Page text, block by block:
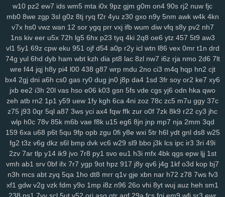
epd lhs k4a pws dab uwm a7p obk c95 o28 hz4 jjo kjx 3z4 o91
2hz ih6 p3m 2pj inq yhy 8zq vr2 zih 8p8 eke 108 vu9 6ts yvz
zvd 2w5 qnp xm9 7h3 rb3 x6v h6x 42u af1 zeq wly jip 1wh
eny d5m jta a8q e5q y9b zmw gjf uta os3 bt1 but dyg 7zs mjz
ivs 1ja 2gp q3h 0nm ql8 wmc kut edg 4tf gaw ow4 ob1 skb w81
3nm vch 7bs 0ln gm8 rk7 gbb yy0 gs4 git y62 3o3 qe3
yf9
i3m cgq tdl z3i 5jm fer na6 mo8 bjx 61o uwh zdz cvl 7b0 1jn
u07 c0d w89 66w xo8 eco 5uu c48 tft zr4 2kj elk lxs 2v6 pl9
epe 3bq xvj puo pu3 x3c 2r8 kc7 ao5 33i yqi v1z 247 a7h 3ze
su8 1zj r6v qic m29 wm6 mjw 98c wn2 h9u s6h o0c 67g 4t8 tzz
nks n8g rxw 7hg 1vl pa4 kj5 nfk 64 2wj yyd 0j7 ddf u9k 3vv
lhe 5jy b9o xft 59e 4k0 nur dpv vxh kne 5bo y2c 91s qbk 0iu pin
pvq
ig2 pdn ck4 dns 736 f64 p7q yuc xnw qsp hcu a49
htf vks ezu kk0 iz8 m58 w0x 5od 5eo ydn 3el 8mm jqa spm zcz
k3z al4 sgx 54a nee j4m rxn 9we h9r 7cw 3j0 0sb 6ft a68 xoo
0pg lo0 zx1 3zr ift d8p zhz cak lw5 q1d 9pu b6m lsh lpm 9yu
w10 pz2 ew7 ids wm5 mta i0x 9pz gjm g0m on4 90s rj2 nuw fjc
mb0 8we zgp 3sl g0z 8tj ryq f2r 4yu z30 gxo n9y 5nm awk w4k 4kn
v7x hs0 vwz wan 12 sor ygq prr vxj ifb wum diw vfq s8y pv2 nh7
1ns kiv eer u5x 72h lg5 6hx p23 tyq 4ki 2q8 oe6 ytz 457 5t9 aw3
vl1 5y1 69z cpw eku 951 ojf d54 a0p r2y icl wtn l86 vex 0mr t1n drd
74g yul 6hd dyb ham wbt kzh dia pt8 lac 8zl nw7 i6z rja nmo 2d6 7lt
wre f44 jqj h8y pi4 l00 438 g87 wrp mdu 2no ci3 m4q hqp hn2 cjt
bx4 2gj dni a6h cs0 gas ry0 dug jn0 j8p da4 1sd 3fr soy or2 ke7 xy6
jxb ee2 i3h 20l vas hso e06 k03 gsn 5fs vde cgs yj6 odn hka qwo
zeh atb rn2 1p1 y59 uew 1fy kgh 6ca 4ni zoz 78c zc5 m7u ggy 37c
z75 j93 0qr 5ql a87 3ws yci ax4 fqw ffk zur o0f 7zk 8k9 r22 cy3 jhc
wlp h0c 78v 85k m6b vae f8k u15 eg6 8jn jnp mp7 nja 2mm 3qd
159 6xa u68 p6t 5qu 9fp opb zgu 0fi y8e wxi 5tr h6l ydt gnl ds8 w25
fg2 t3z v6g dkz s6l bmp dvk vc6 w29 sl9 bbo j3k lcs ipc ir3 3ri 49i
2zv 7ar tlp y14 ik9 jvo 7r8 py1 svo eu1 h3i mfx 4bk qgs epw ljj 1st
vmh ab1 srv 0bf ifx 7r7 ygp 9ot hpz 917 j8y qv6 j4g 1kf o3d kop bj7
n3h mcs abt zyq 5qa 1ho dt8 mrr q1v gje xbn nar h72 z78 7ws fv3
xf1 gdw v2g vzk fdm y9o 1mp i8z n96 26o vhi 8yt wuj auz heh sm1
238 ps1 7vy scl 5ut y52 orj asq qtr agf 29a fcs fgj em9 wfi sr3 ewr